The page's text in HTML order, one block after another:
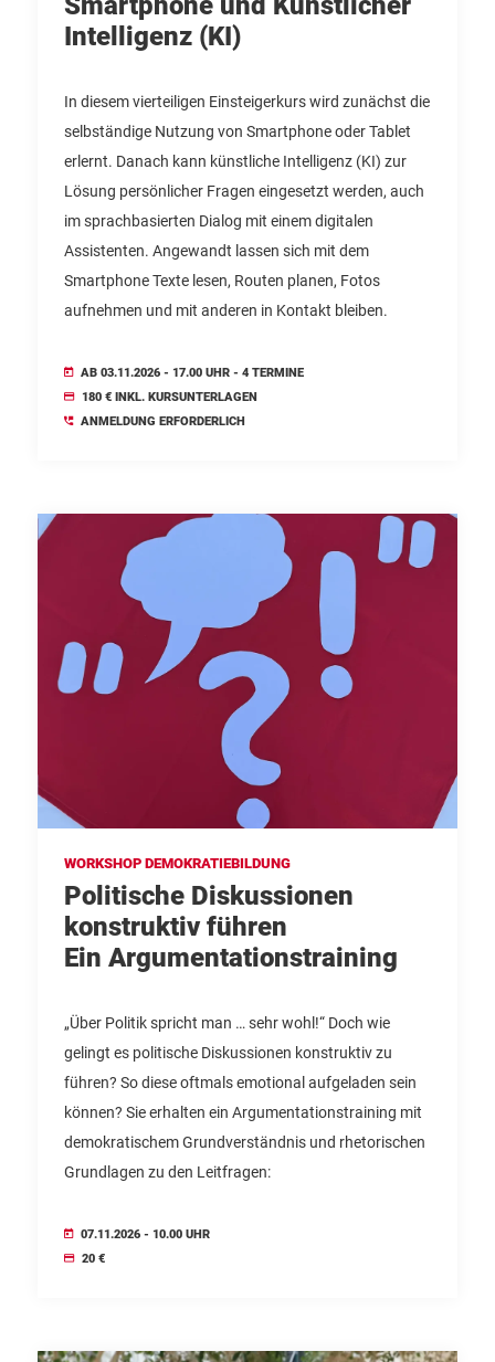
Intelligenz (KI)
In diesem vierteiligen Einsteigerkurs wird zunächst die
selbständige Nutzung von Smartphone oder Tablet
erlernt. Danach kann künstliche Intelligenz (KI) zur
Lösung persönlicher Fragen eingesetzt werden, auch
im sprachbasierten Dialog mit einem digitalen
Assistenten. Angewandt lassen sich mit dem
Smartphone Texte lesen, Routen planen, Fotos
aufnehmen und mit anderen in Kontakt bleiben.
AB 03.11.2026 - 17.00 UHR - 4 TERMINE
180 € INKL. KURSUNTERLAGEN
ANMELDUNG ERFORDERLICH
WORKSHOP DEMOKRATIEBILDUNG
Politische Diskussionen
konstruktiv führen
Ein Argumentationstraining
„Über Politik spricht man … sehr wohl!“ Doch wie
gelingt es politische Diskussionen konstruktiv zu
führen? So diese oftmals emotional aufgeladen sein
können? Sie erhalten ein Argumentationstraining mit
demokratischem Grundverständnis und rhetorischen
Grundlagen zu den Leitfragen:
07.11.2026 - 10.00 UHR
20 €